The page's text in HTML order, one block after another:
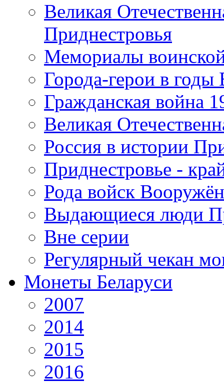
Великая
Приднестровья
Мемориалы
Города-герои в
Гражданская война
Великая
Россия в истории
Приднестровье -
Рода войск
Выдающиеся люди
Вне серии
Регулярный чекан
Монеты Беларуси
2007
2014
2015
2016